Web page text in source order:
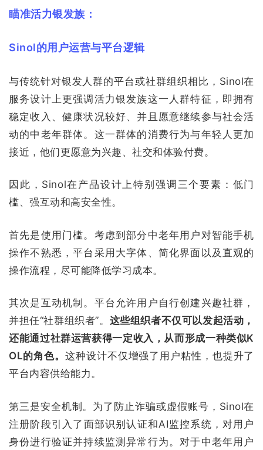
瞄准活力银发族：
Sinol的用户运营与平台逻辑
与传统针对银发人群的平台或社群组织相比，Sinol在
服务设计上更强调活力银发族这一人群特征，即拥有
稳定收入、健康状况较好、并且愿意继续参与社会活
动的中老年群体。这一群体的消费行为与年轻人更加
接近，他们更愿意为兴趣、社交和体验付费。
因此，Sinol在产品设计上特别强调三个要素：低门
槛、强互动和高安全性。
首先是使用门槛。考虑到部分中老年用户对智能手机
操作不熟悉，平台采用大字体、简化界面以及直观的
操作流程，尽可能降低学习成本。
其次是互动机制。平台允许用户自行创建兴趣社群，
并担任“社群组织者”。 这些组织者不仅可以发起活动，
还能通过社群运营获得一定收入，从而形成一种类似K
OL的角色。这种设计不仅增强了用户粘性，也提升了
平台内容供给能力。
第三是安全机制。为了防止诈骗或虚假账号，Sinol在
注册阶段引入了面部识别认证和AI监控系统，对用户
身份进行验证并持续监测异常行为。对于中老年用户